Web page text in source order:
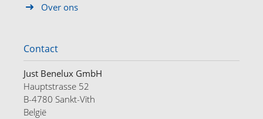
Over ons
Contact
Just Benelux GmbH
Hauptstrasse 52
B-4780 Sankt-Vith
België